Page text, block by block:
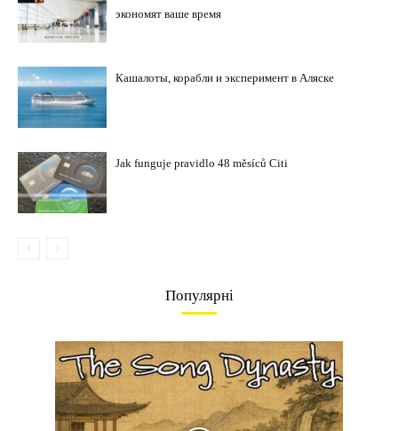
экономят ваше время
Кашалоты, корабли и эксперимент в Аляске
Jak funguje pravidlo 48 měsíců Citi
Популярні